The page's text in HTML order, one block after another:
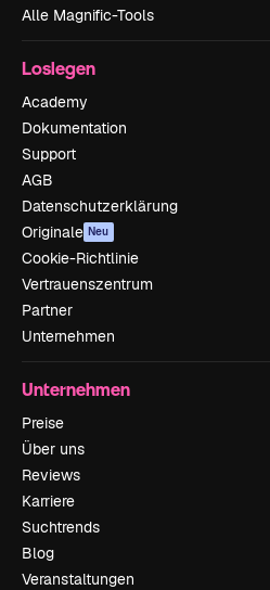
Alle Magnific-Tools
Loslegen
Academy
Dokumentation
Support
AGB
Datenschutzerklärung
Originale Neu
Cookie-Richtlinie
Vertrauenszentrum
Partner
Unternehmen
Unternehmen
Preise
Über uns
Reviews
Karriere
Suchtrends
Blog
Veranstaltungen